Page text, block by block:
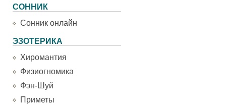
СОННИК
Сонник онлайн
ЭЗОТЕРИКА
Хиромантия
Физиогномика
Фэн-Шуй
Приметы